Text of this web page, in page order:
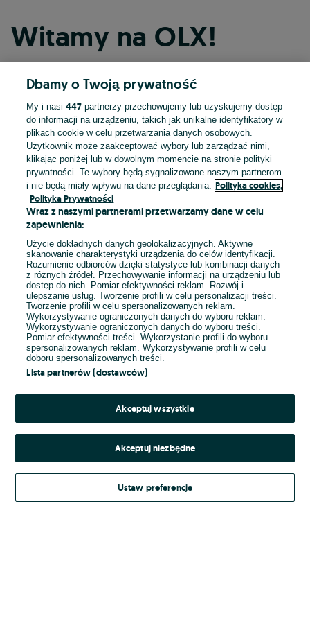
Witamy na OLX!
Kontynuuj przez Facebooka
Kontynuuj przez konto Apple
Kontynuuj przez konto Google
LUB
E-mail
Hasło
Kontynuując za pośrednictwem jednego z dostawców wskazanych powyżej,
Regulamin serwisu OLX.pl w jego aktualnym brzmieniu.
Dbamy o Twoją prywatność
My i nasi447 partnerzy przechowujemy lub uzyskujemy dostęp
do informacji na urządzeniu, takich jak unikalne identyfikatory w
plikach cookie w celu przetwarzania danych osobowych.
Użytkownik może zaakceptować wybory lub zarządzać nimi,
klikając poniżej lub w dowolnym momencie na stronie polityki
prywatności. Te wybory będą sygnalizowane naszym partnerom
i nie będą miały wpływu na dane przeglądania.
Polityka cookies,
Polityka Prywatności
Wraz z naszymi partnerami przetwarzamy dane w celu
zapewnienia:
Użycie dokładnych danych geolokalizacyjnych. Aktywne
skanowanie charakterystyki urządzenia do celów identyfikacji.
Rozumienie odbiorców dzięki statystyce lub kombinacji danych
z różnych źródeł. Przechowywanie informacji na urządzeniu lub
dostęp do nich. Pomiar efektywności reklam. Rozwój i
ulepszanie usług. Tworzenie profili w celu personalizacji treści.
Tworzenie profili w celu spersonalizowanych reklam.
Wykorzystywanie ograniczonych danych do wyboru reklam.
Wykorzystywanie ograniczonych danych do wyboru treści.
Pomiar efektywności treści. Wykorzystanie profili do wyboru
spersonalizowanych reklam. Wykorzystywanie profili w celu
doboru spersonalizowanych treści.
Lista partnerów (dostawców)
Akceptuj wszystkie
Akceptuj niezbędne
Ustaw preferencje